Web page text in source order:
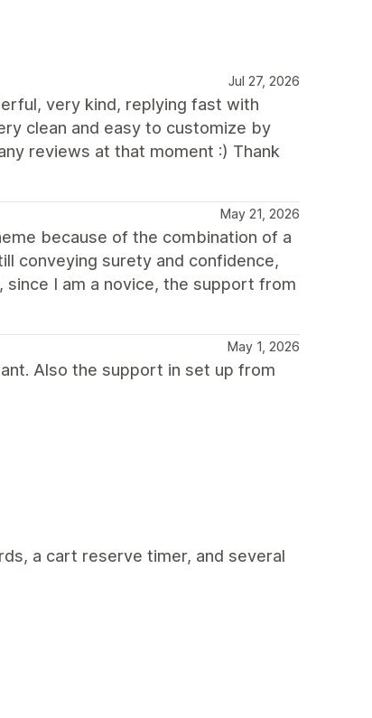
Jul 27, 2026
very kind, replying fast with
clean and easy to customize by
reviews at that moment :) Thank
May 21, 2026
because of the combination of a
conveying surety and confidence,
I am a novice, the support from
May 1, 2026
Also the support in set up from
a cart reserve timer, and several